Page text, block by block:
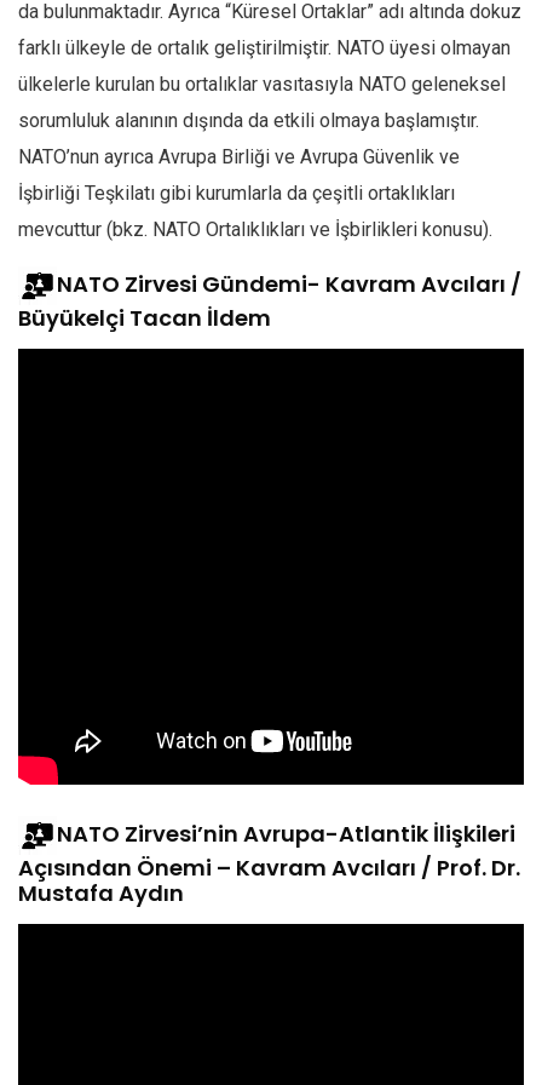
da bulunmaktadır. Ayrıca “Küresel Ortaklar” adı altında dokuz
farklı ülkeyle de ortalık geliştirilmiştir. NATO üyesi olmayan
ülkelerle kurulan bu ortalıklar vasıtasıyla NATO geleneksel
sorumluluk alanının dışında da etkili olmaya başlamıştır.
NATO’nun ayrıca Avrupa Birliği ve Avrupa Güvenlik ve
İşbirliği Teşkilatı gibi kurumlarla da çeşitli ortaklıkları
mevcuttur (bkz. NATO Ortalıklıkları ve İşbirlikleri konusu).
NATO Zirvesi Gündemi- Kavram Avcıları /
Büyükelçi Tacan İldem
NATO Zirvesi’nin Avrupa-Atlantik İlişkileri
Açısından Önemi – Kavram Avcıları / Prof. Dr.
Mustafa Aydın